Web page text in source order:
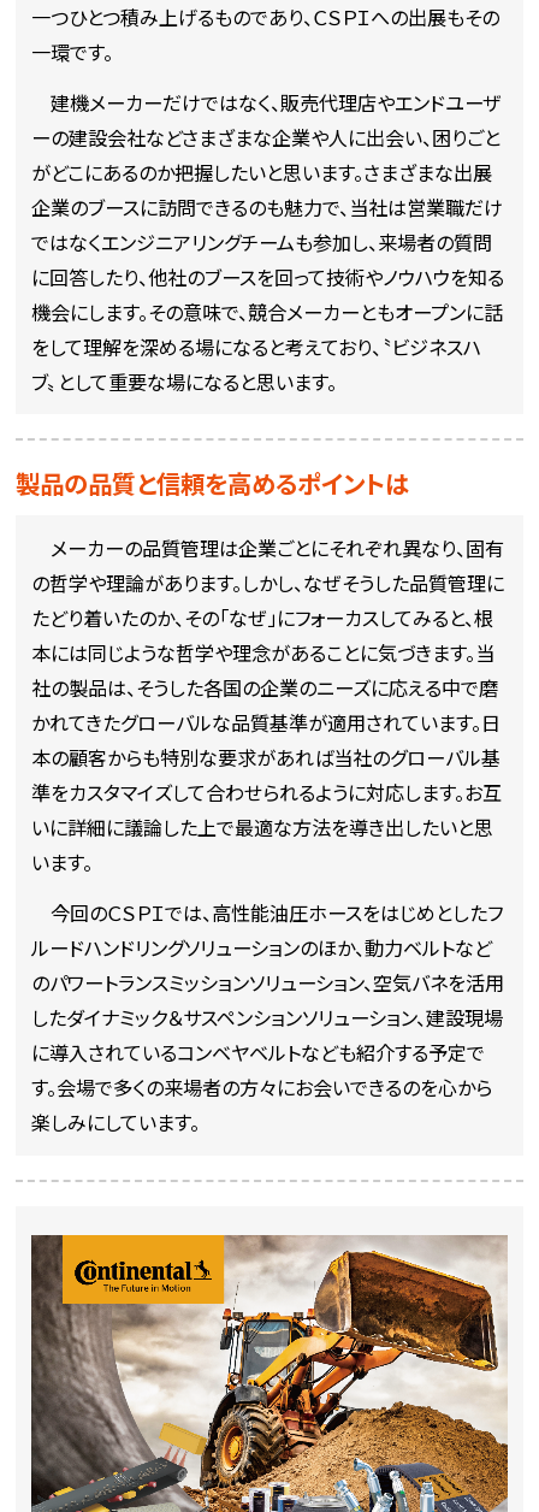
一つひとつ積み上げるものであり、ＣＳＰＩへの出展もその
一環です。
建機メーカーだけではなく、販売代理店やエンドユーザ
ーの建設会社などさまざまな企業や人に出会い、困りごと
がどこにあるのか把握したいと思います。さまざまな出展
企業のブースに訪問できるのも魅力で、当社は営業職だけ
ではなくエンジニアリングチームも参加し、来場者の質問
に回答したり、他社のブースを回って技術やノウハウを知る
機会にします。その意味で、競合メーカーともオープンに話
をして理解を深める場になると考えており、〝ビジネスハ
ブ〟として重要な場になると思います。
製品の品質と信頼を高めるポイントは
メーカーの品質管理は企業ごとにそれぞれ異なり、固有
の哲学や理論があります。しかし、なぜそうした品質管理に
たどり着いたのか、その「なぜ」にフォーカスしてみると、根
本には同じような哲学や理念があることに気づきます。当
社の製品は、そうした各国の企業のニーズに応える中で磨
かれてきたグローバルな品質基準が適用されています。日
本の顧客からも特別な要求があれば当社のグローバル基
準をカスタマイズして合わせられるように対応します。お互
いに詳細に議論した上で最適な方法を導き出したいと思
います。
今回のＣＳＰＩでは、高性能油圧ホースをはじめとしたフ
ルードハンドリングソリューションのほか、動力ベルトなど
のパワートランスミッションソリューション、空気バネを活用
したダイナミック＆サスペンションソリューション、建設現場
に導入されているコンベヤベルトなども紹介する予定で
す。会場で多くの来場者の方々にお会いできるのを心から
楽しみにしています。